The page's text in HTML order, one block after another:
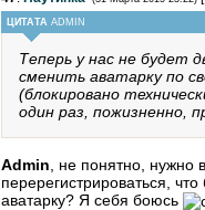
ЦИТАТА ADMIN
Теперь у нас не будет
сменить аватарку по
(блокировано
один раз, пожизненно,
Admin , не понятно, нужно
перерегистрироваться,
аватарку? Я себя боюсь